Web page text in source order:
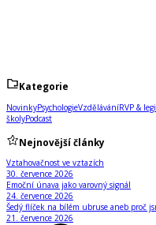
Kategorie
NovinkyPsychologieVzděláváníRVP &
školyPodcast
Nejnovější články
Vztahovačnost ve vztazích
30. července 2026
Emoční únava jako varovný signál
24. července 2026
Šedý flíček na bílém ubruse aneb proč
21. července 2026